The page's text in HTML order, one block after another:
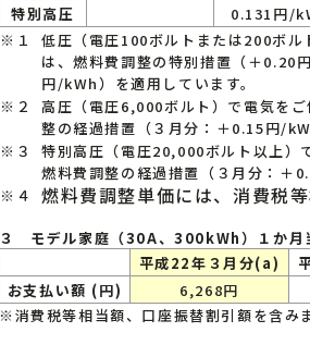
特別高圧
0.131円/
※１
低圧（電圧100ボルトまたは200ボ
は、燃料費調整の特別措置（＋0.20
円/kWh）を適用しています。
※２
高圧（電圧6,000ボルト）で電気を
整の経過措置（３月分：＋0.15円/
※３
特別高圧（電圧20,000ボルト以上）
燃料費調整の経過措置（３月分：＋
※４
燃料費調整単価には、消費税
３ モデル家庭（30A、300kWh）１か月
平成22年３月分(a)
お支払い額 (円)
6,268円
※消費税等相当額、口座振替割引額を含み